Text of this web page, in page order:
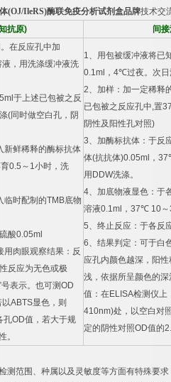
(OJ/IleRS)酶联免疫分析试剂盒品牌技术交
抗原) 间
。在反应孔中加
，用洗涤缓冲液洗
于上述已包被之反
(同时做空白孔，阴
新鲜稀释的酶标抗体
0.5 ～ 1小时，洗
临时配制的TMB底物
硫酸0.05ml
用肉眼观察结果：反
反应为无色或极
号表示。也可测OD
以ABTS显色，则
孔OD值，若大于规
。
1、用包被缓冲液将已
0.1ml ， 4℃过夜。次
2、加样：加一定稀释
已包被之反应孔中,置37
阴性及阳性孔对照)
3、加酶标抗体：于反
体(抗抗体)0.05ml ， 37
用 DDW洗涤。
4、加底物液显色：于
溶液0.1ml ， 37℃ 10～
5、终止反应：于各反
6、结果判定：可于白
应孔内颜色越深，阳
浅，依据所呈颜色的深
值：在ELISA检测仪上
410nm)处，以空白对
定的阴性对照OD值的
测范围、种属以及灵敏度等方面有特殊要